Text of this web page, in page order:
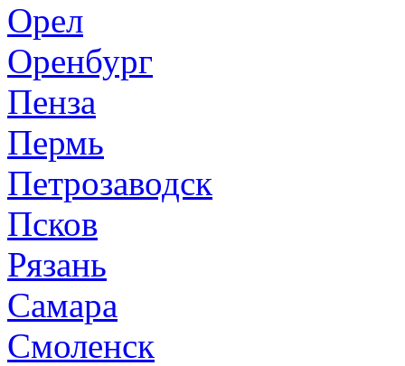
Орел
Оренбург
Пенза
Пермь
Петрозаводск
Псков
Рязань
Самара
Смоленск